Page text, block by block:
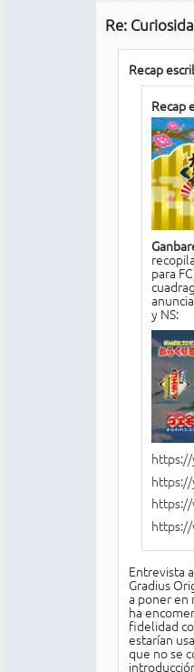
Re:
Recap
Recap
para
y NS:
https://
Entrevista
Gradius
a poner en
ha
fidelidad
estarían
que no se